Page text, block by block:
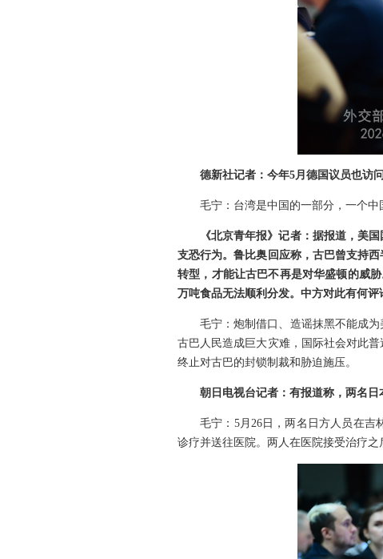
德新社记者：今年5月德国议员也访
毛宁：台湾是中国的一部分，一个
《北京青年报》记者：据报道，美
支恐行为。鲁比奥回应称，古巴曾支持
转型，才能让古巴不再是对华盛顿的威
万吨食品无法顺利分发。中方对此有何评
毛宁：炮制借口、造谣抹黑不能成
古巴人民造成巨大灾难，国际社会对此
终止对古巴的封锁制裁和胁迫施压。
朝日电视台记者：有报道称，两名
毛宁：5月26日，两名日方人员在
诊疗并送往医院。两人在医院接受治疗之